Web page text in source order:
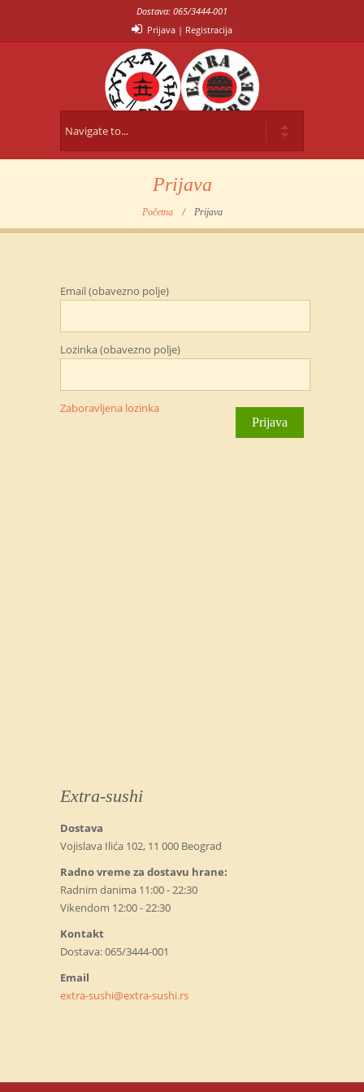
Dostava: 065/3444-001
Prijava | Registracija
Prijava
Početna Prijava
Email (obavezno polje)
Lozinka (obavezno polje)
Zaboravljena lozinka
Extra-sushi
Dostava
Vojislava Ilića 102, 11 000 Beograd
Radno vreme za dostavu hrane:
Radnim danima 11:00 - 22:30
Vikendom 12:00 - 22:30
Kontakt
Dostava: 065/3444-001
Email
extra-sushi@extra-sushi.rs